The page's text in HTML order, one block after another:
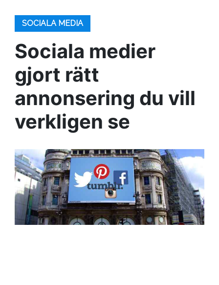
SOCIALA MEDIA
Sociala medier
gjort rätt
annonsering du vill
verkligen se